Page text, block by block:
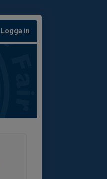
Logga in